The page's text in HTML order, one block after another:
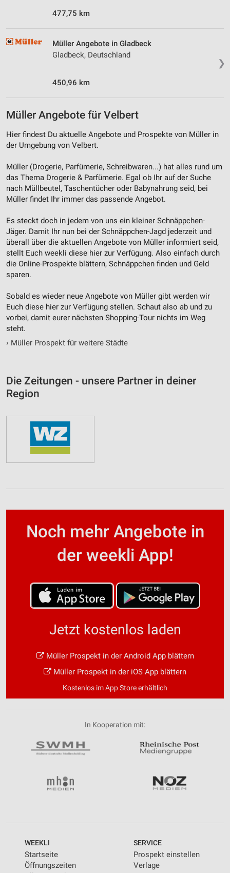
477,75 km
❯
Müller Angebote in Gladbeck
Gladbeck, Deutschland
450,96 km
Müller Angebote für Velbert
Hier findest Du aktuelle Angebote und Prospekte von Müller in
der Umgebung von Velbert.
Müller (Drogerie, Parfümerie, Schreibwaren...) hat alles rund um
das Thema Drogerie & Parfümerie. Egal ob Ihr auf der Suche
nach Müllbeutel, Taschentücher oder Babynahrung seid, bei
Müller findet Ihr immer das passende Angebot.
Es steckt doch in jedem von uns ein kleiner Schnäppchen-
Jäger. Damit Ihr nun bei der Schnäppchen-Jagd jederzeit und
überall über die aktuellen Angebote von Müller informiert seid,
stellt Euch weekli diese hier zur Verfügung. Also einfach durch
die Online-Prospekte blättern, Schnäppchen finden und Geld
sparen.
Sobald es wieder neue Angebote von Müller gibt werden wir
Euch diese hier zur Verfügung stellen. Schaut also ab und zu
vorbei, damit eurer nächsten Shopping-Tour nichts im Weg
steht.
› Müller Prospekt für weitere Städte
Die Zeitungen - unsere Partner in deiner
Region
Noch mehr Angebote in
der weekli App!
Jetzt kostenlos laden
Müller Prospekt in der Android App blättern
Müller Prospekt in der iOS App blättern
Kostenlos im App Store erhältlich
In Kooperation mit:
WEEKLI
Startseite
Öffnungszeiten
SERVICE
Prospekt einstellen
Verlage